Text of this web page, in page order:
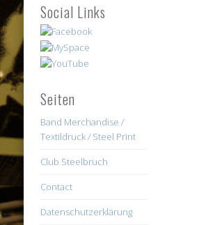
Social Links
Seiten
Band Merchandise /
Textildruck / Steel Print
Club Steelbruch
Contact
Datenschutzerklärung